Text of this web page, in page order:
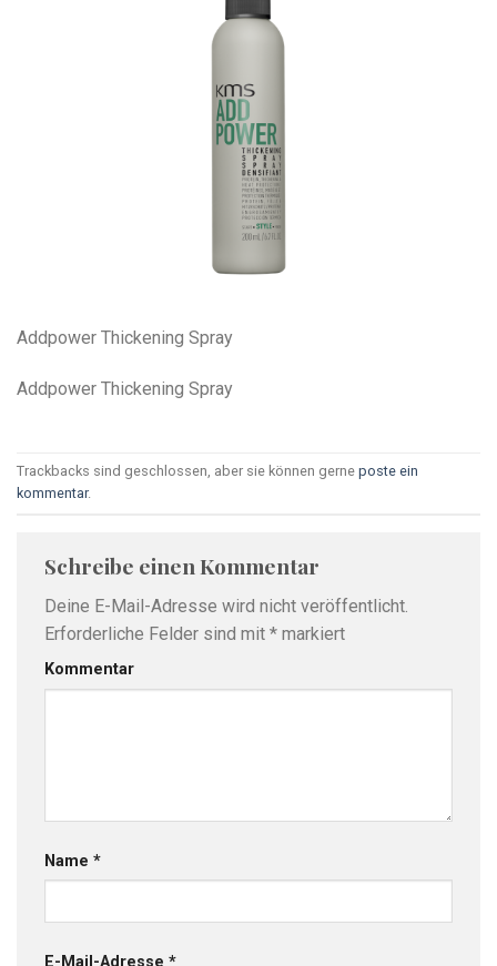
Addpower Thickening Spray
Addpower Thickening Spray
Trackbacks sind geschlossen, aber sie können gerne poste ein
kommentar.
Schreibe einen Kommentar
Deine E-Mail-Adresse wird nicht veröffentlicht.
Erforderliche Felder sind mit * markiert
Kommentar
Name *
E-Mail-Adresse *